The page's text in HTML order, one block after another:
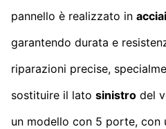
pannello è realizzato in
garantendo durata e
riparazioni precise,
sostituire il lato sinistro del
un modello con 5 porte, con